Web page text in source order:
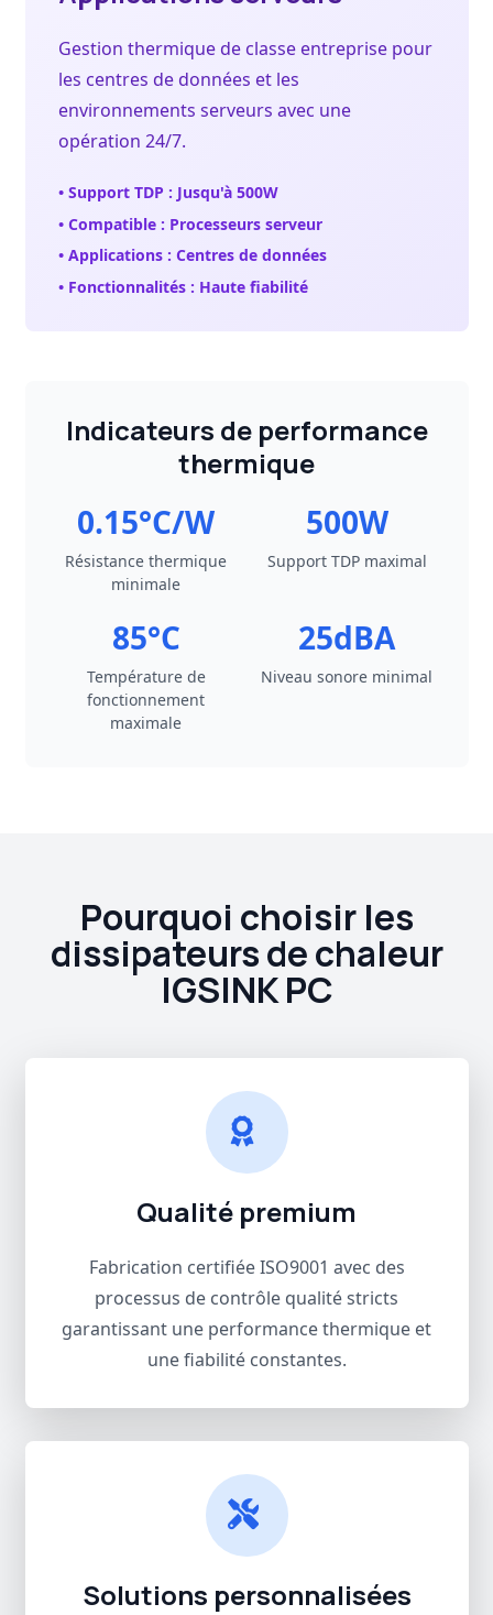
Gestion thermique de classe entreprise pour
les centres de données et les
environnements serveurs avec une
opération 24/7.
• Support TDP : Jusqu'à 500W
• Compatible : Processeurs serveur
• Applications : Centres de données
• Fonctionnalités : Haute fiabilité
Indicateurs de performance
thermique
0.15°C/W
Résistance thermique
minimale
500W
Support TDP maximal
85°C
Température de
fonctionnement
maximale
25dBA
Niveau sonore minimal
Pourquoi choisir les
dissipateurs de chaleur
IGSINK PC
Qualité premium
Fabrication certifiée ISO9001 avec des
processus de contrôle qualité stricts
garantissant une performance thermique et
une fiabilité constantes.
Solutions personnalisées